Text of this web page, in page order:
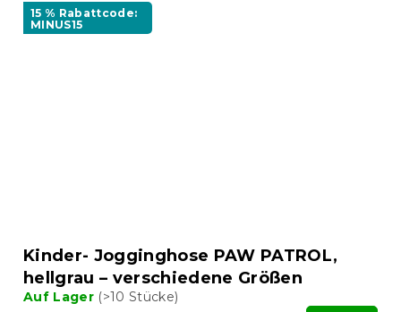
15 % Rabattcode:
MINUS15
Kinder- Jogginghose PAW PATROL,
hellgrau – verschiedene Größen
Auf Lager (>10 Stücke)